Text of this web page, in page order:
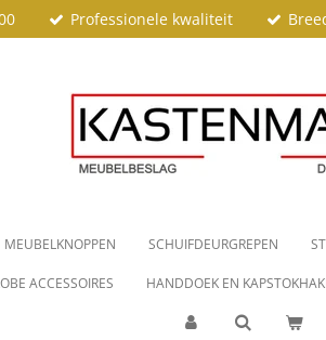
Professionele kwaliteit
MEUBELKNOPPEN SCHUIFDEURGREPEN
ACCESSOIRES HANDDOEK EN